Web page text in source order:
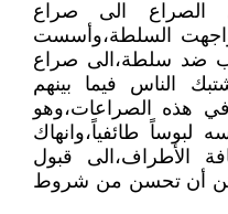
الصراع الى صراع
واجهت السلطة،وأسست
ضد سلطة،الى صراع
الناس فيما بينهم
في هذه الصراعات،وهو
لبوساً طائفياً،وانهاك
الأطراف،الى قبول
أن تحسن من شروط